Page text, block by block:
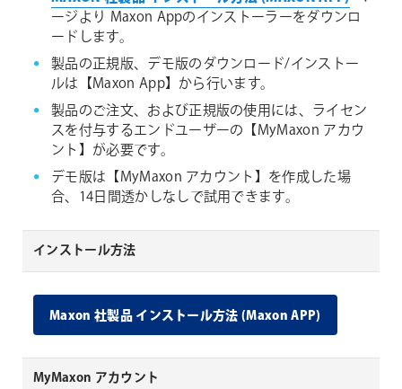
ージより Maxon Appのインストーラーをダウンロ
ードします。
製品の正規版、デモ版のダウンロード/インストー
ルは【Maxon App】から行います。
製品のご注文、および正規版の使用には、ライセン
スを付与するエンドユーザーの【MyMaxon アカウ
ント】が必要です。
デモ版は【MyMaxon アカウント】を作成した場
合、14日間透かしなしで試用できます。
インストール方法
Maxon 社製品 インストール方法 (Maxon APP)
MyMaxon アカウント